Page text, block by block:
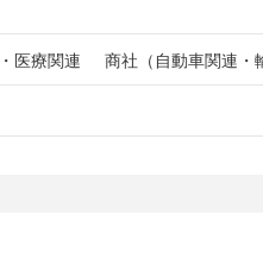
医療関連 商社（自動車関連・